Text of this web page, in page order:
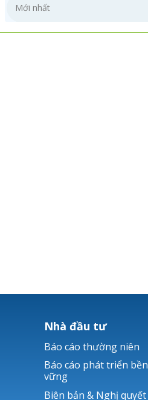
Nhà đầu tư
Báo cáo thường niên
Báo cáo phát triển bền
vững
Biên bản & Nghị quyết